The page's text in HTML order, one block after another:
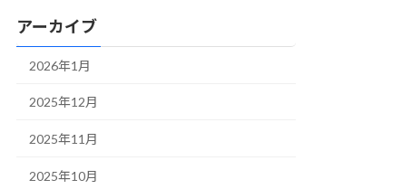
アーカイブ
2026年1月
2025年12月
2025年11月
2025年10月